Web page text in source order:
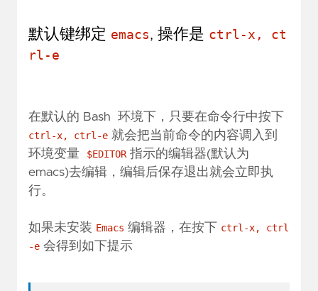
默认键绑定 emacs, 操作是 ctrl-x, ct
rl-e
在默认的 Bash 环境下，只要在命令行中按下
ctrl-x, ctrl-e 就会把当前命令的内容调入到
环境变量
$EDITOR指示的编辑器(默认为
emacs)去编辑，编辑后保存退出就会立即执
行。
如果未安装 Emacs 编辑器，在按下 ctrl-x, ctrl
-e 会得到如下提示